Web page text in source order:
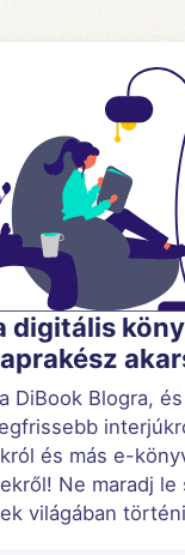
digitális
DiBook Blogra,
és más e-
Ne maradj le
világában